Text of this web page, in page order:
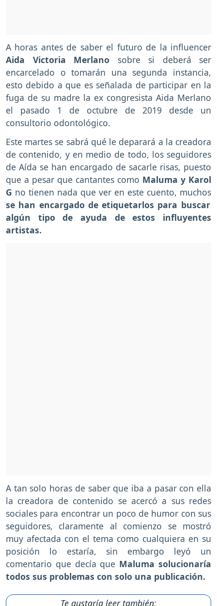
A horas antes de saber el futuro de la influencer
Aida Victoria Merlano sobre si deberá ser
encarcelado o tomarán una segunda instancia,
esto debido a que es señalada de participar en la
fuga de su madre la ex congresista Aida Merlano
el pasado 1 de octubre de 2019 desde un
consultorio odontológico.
Este martes se sabrá qué le deparará a la creadora
de contenido, y en medio de todo, los seguidores
de Aída se han encargado de sacarle risas, puesto
que a pesar que cantantes como Maluma y Karol
G no tienen nada que ver en este cuento, muchos
se han encargado de etiquetarlos para buscar
algún tipo de ayuda de estos influyentes
artistas.
A tan solo horas de saber que iba a pasar con ella
la creadora de contenido se acercó a sus redes
sociales para encontrar un poco de humor con sus
seguidores, claramente al comienzo se mostró
muy afectada con el tema como cualquiera en su
posición lo estaría, sin embargo leyó un
comentario que decía que Maluma solucionaría
todos sus problemas con solo una publicación.
Te gustaría leer también: